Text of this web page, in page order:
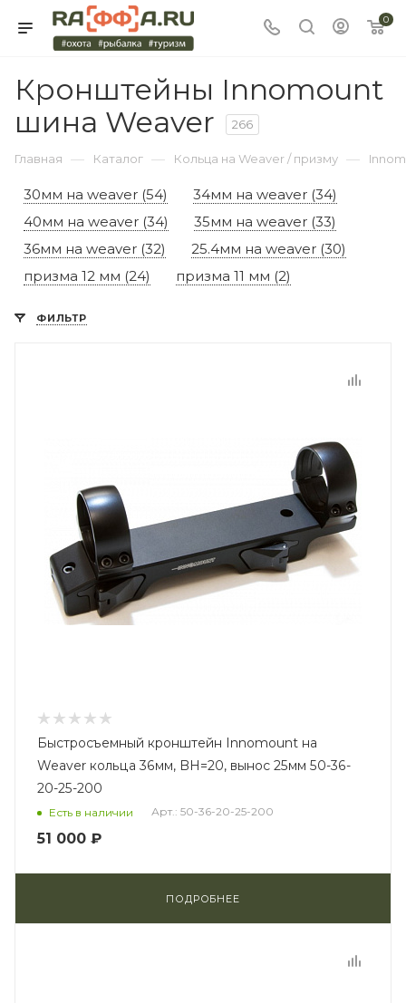
0
Кронштейны Innomount
шина Weaver
266
Главная — Каталог — Кольца на Weaver / призму —
30мм на weaver (54)
34мм на weaver (34)
40мм на weaver (34)
35мм на weaver (33)
36мм на weaver (32)
25.4мм на weaver (30)
призма 12 мм (24)
призма 11 мм (2)
ФИЛЬТР
Быстросъемный кронштейн Innomount на
Weaver кольца 36мм, BH=20, вынос 25мм 50-36-
20-25-200
Есть в наличии Арт.: 50-36-20-25-200
51 000 ₽
ПОДРОБНЕЕ